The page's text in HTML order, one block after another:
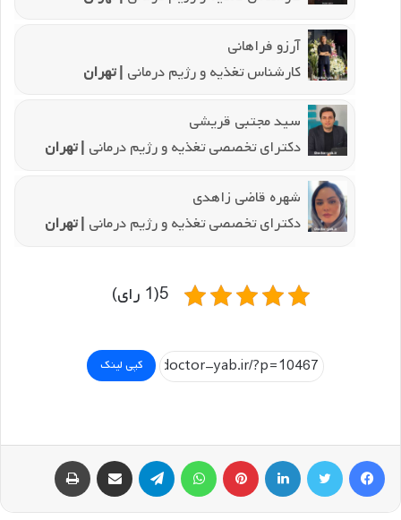
آرزو فراهانی
کارشناس تغذیه و رژیم درمانی | تهران
سید مجتبی قریشی
دکترای تخصصی تغذیه و رژیم درمانی | تهران
شهره قاضی زاهدی
دکترای تخصصی تغذیه و رژیم درمانی | تهران
5(1 رای)
کپی لینک
فیسبوک توییتر لینکداین پینتریست تلگرام اشتراک گذاری با ایمیل